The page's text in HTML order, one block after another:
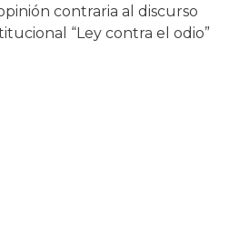
contraria al discurso
“Ley contra el odio”